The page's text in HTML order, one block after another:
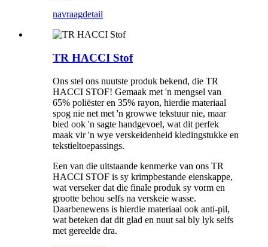
navraagdetail
TR HACCI Stof
Ons stel ons nuutste produk bekend, die TR
HACCI STOF! Gemaak met 'n mengsel van
65% poliëster en 35% rayon, hierdie materiaal
spog nie net met 'n growwe tekstuur nie, maar
bied ook 'n sagte handgevoel, wat dit perfek
maak vir 'n wye verskeidenheid kledingstukke en
tekstieltoepassings.
Een van die uitstaande kenmerke van ons TR
HACCI STOF is sy krimpbestande eienskappe,
wat verseker dat die finale produk sy vorm en
grootte behou selfs na verskeie wasse.
Daarbenewens is hierdie materiaal ook anti-pil,
wat beteken dat dit glad en nuut sal bly lyk selfs
met gereelde dra.